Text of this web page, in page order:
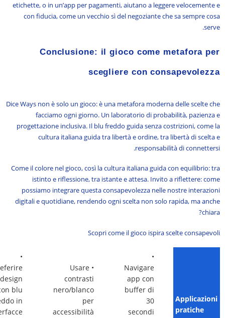
etichette, o in un’app per pagamenti, aiutano a leggere velocemente e
con fiducia, come un vecchio sì del negoziante che sa sempre cosa
serve.
Conclusione: il gioco come metafora per
scegliere con consapevolezza
Dice Ways non è solo un gioco: è una metafora moderna delle scelte che
facciamo ogni giorno. Un laboratorio di probabilità, pazienza e
progettazione inclusiva. Il blu freddo guida senza costrizioni, come la
cultura italiana guida tra libertà e ordine, tra libertà di scelta e
responsabilità di connettersi.
Come il colore nel gioco, così la cultura italiana guida con equilibrio: tra
istinto e riflessione, tra istante e attesa. Invito a riflettere: come
possiamo integrare questa consapevolezza nelle nostre interazioni
digitali e quotidiane, rendendo ogni scelta non solo rapida, ma anche
chiara?
Scopri come il gioco ispira scelte consapevoli
Applicazioni
pratiche
•
Navigare
app con
buffer di
30
secondi
• Usare
contrasti
nero/blanco
per
accessibilità
•
design
blu
in